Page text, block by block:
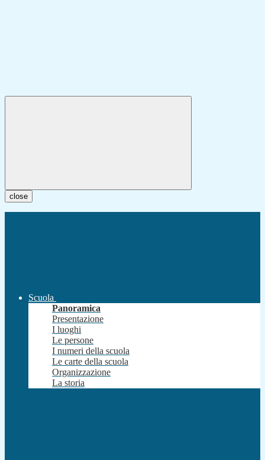
close
Scuola
Panoramica
Presentazione
I luoghi
Le persone
I numeri della scuola
Le carte della scuola
Organizzazione
La storia